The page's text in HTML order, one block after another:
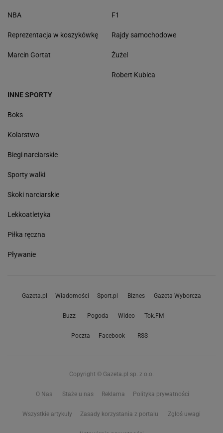
NBA
Reprezentacja w koszykówkę
Marcin Gortat
F1
Rajdy samochodowe
Żużel
Robert Kubica
INNE SPORTY
Boks
Kolarstwo
Biegi narciarskie
Sporty walki
Skoki narciarskie
Lekkoatletyka
Piłka ręczna
Pływanie
Gazeta.pl Wiadomości Sport.pl Biznes Gazeta Wyborcza
Buzz Pogoda Wideo Tok.FM
Poczta Facebook RSS
Copyright © Gazeta.pl sp. z o.o.
O Nas Staże u nas Reklama Polityka prywatności
Wszystkie artykuły Zasady korzystania z portalu Zgłoś uwagi